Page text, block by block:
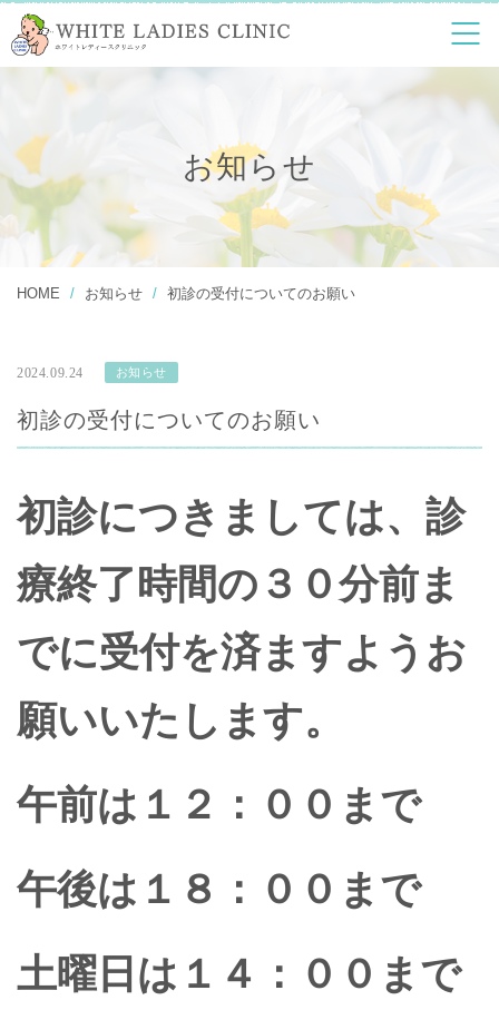
診療案内
婦人科診療
点滴療法
アンチエイジング
デトックス療法
サプリメント外来
予防接種 人工妊娠中絶
アクセス
お知らせ
HOME お知らせ 初診の受付についてのお願い
2024.09.24 お知らせ
初診の受付についてのお願い
初診につきましては、診
療終了時間の３０分前ま
でに受付を済ますようお
願いいたします。
午前は１２：００まで
午後は１８：００まで
土曜日は１４：００まで